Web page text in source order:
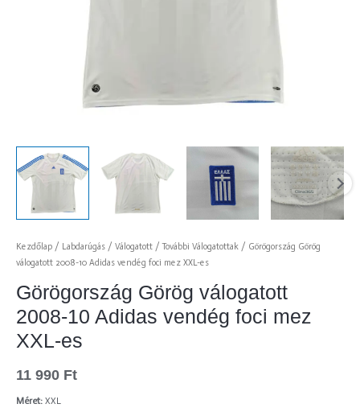
Kezdőlap / Labdarúgás / Válogatott /További Válogatottak / Görögország Görög
válogatott 2008-10 Adidas vendég foci mez XXL-es
Görögország Görög válogatott
2008-10 Adidas vendég foci mez
XXL-es
11 990 Ft
Méret: XXL